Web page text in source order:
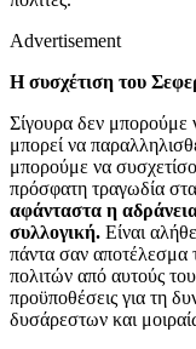
Advertisement
Η συσχέτιση του
Σίγουρα δεν μπορούμε
μπορεί να
μπορούμε να
πρόσφατη τραγωδία
αφάνταστα η
συλλογική. Είναι
πάντα σαν αποτέλεσμα
πολιτών από αυτούς
προϋποθέσεις για τη
δυσάρεστων και